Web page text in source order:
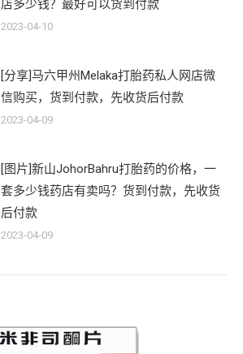
店多少钱？最好可以货到付款
2023-04-10
[分享]马六甲州Melaka打胎药私人网店微
信购买，货到付款，先收货后付款
2023-04-09
[图片]新山JohorBahru打胎药的价格，一
套多少钱药店有卖吗？货到付款，先收货
后付款
2023-04-09